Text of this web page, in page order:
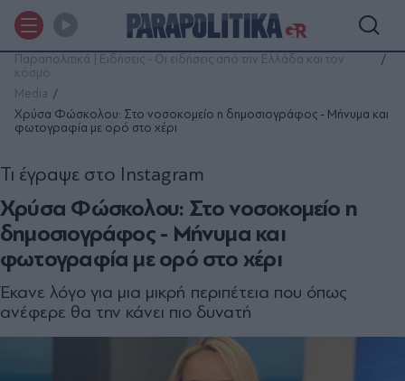
Παραπολιτικά | Ειδήσεις - Οι ειδήσεις από την Ελλάδα και τον
κόσμο
Media
Χρύσα Φώσκολου: Στο νοσοκομείο η δημοσιογράφος - Μήνυμα και
φωτογραφία με ορό στο χέρι
Χρύσα Φώσκολου: Στο νοσοκομείο η
δημοσιογράφος - Μήνυμα και
φωτογραφία με ορό στο χέρι
Τι έγραψε στο Instagram
Έκανε λόγο για μια μικρή περιπέτεια που όπως
ανέφερε θα την κάνει πιο δυνατή